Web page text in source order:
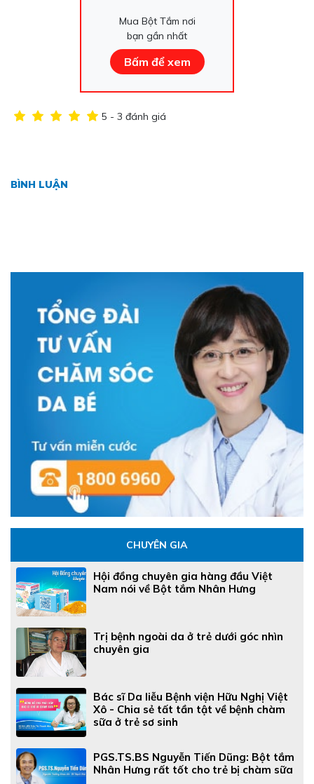
Mua Bột Tắm nơi
bạn gần nhất
Bấm để xem
5 - 3 đánh giá
BÌNH LUẬN
CHUYÊN GIA
Hội đồng chuyên gia hàng đầu Việt
Nam nói về Bột tắm Nhân Hưng
Trị bệnh ngoài da ở trẻ dưới góc nhìn
chuyên gia
Bác sĩ Da liễu Bệnh viện Hữu Nghị Việt
Xô - Chia sẻ tất tần tật về bệnh chàm
sữa ở trẻ sơ sinh
PGS.TS.BS Nguyễn Tiến Dũng: Bột tắm
Nhân Hưng rất tốt cho trẻ bị chàm sữa